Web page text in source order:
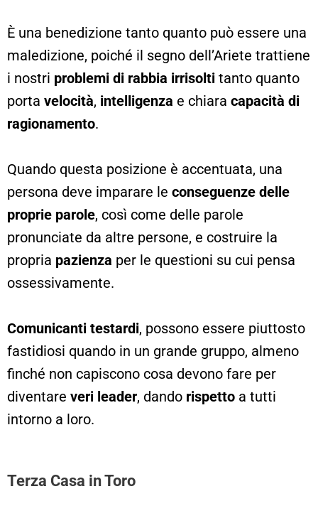
È una benedizione tanto quanto può essere una
maledizione, poiché il segno dell’Ariete trattiene
i nostri problemi di rabbia irrisolti tanto quanto
porta velocità, intelligenza e chiara capacità di
ragionamento.
Quando questa posizione è accentuata, una
persona deve imparare le conseguenze delle
proprie parole, così come delle parole
pronunciate da altre persone, e costruire la
propria pazienza per le questioni su cui pensa
ossessivamente.
Comunicanti testardi, possono essere piuttosto
fastidiosi quando in un grande gruppo, almeno
finché non capiscono cosa devono fare per
diventare veri leader, dando rispetto a tutti
intorno a loro.
Terza Casa in Toro